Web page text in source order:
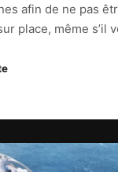
afin de ne pas
place, même s’il